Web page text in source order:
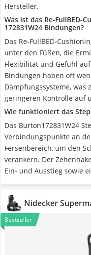
Hersteller.
Was ist das Re-FullBED-
172831W24 Bindungen?
Das Re-FullBED-
unter den Füßen, die
Flexibilität und Gefühl
Bindungen haben oft
Dämpfungssysteme,
geringeren Kontrolle auf
Wie funktioniert das
Das Burton172831W24
Verbindungspunkte an
Fersenbereich, um den
verankern. Der
Ein- und Ausstieg sowie
Nidecker
Bestseller